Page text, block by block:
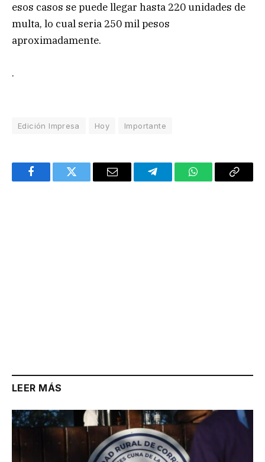
esos casos se puede llegar hasta 220 unidades de
multa, lo cual seria 250 mil pesos
aproximadamente.
.
Edición Impresa Hoy Importante
FacebookTwitter Email TelegramWhatsAppCopy
LEER MÁS